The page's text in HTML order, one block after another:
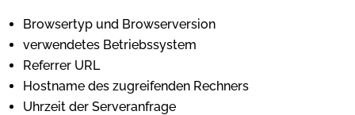
Browsertyp und Browserversion
verwendetes Betriebssystem
Referrer URL
Hostname des zugreifenden Rechners
Uhrzeit der Serveranfrage